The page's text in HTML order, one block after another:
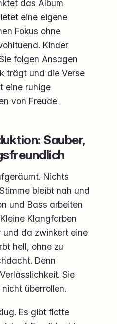
das Album
eine eigene
Fokus ohne
Kinder
folgen Ansagen
trägt und die Verse
eine ruhige
von Freude.
Sauber,
Nichts
bleibt nah und
und Bass arbeiten
Klangfarben
und da zwinkert eine
hell, ohne zu
Denn
Sie
überrollen.
Es gibt flotte